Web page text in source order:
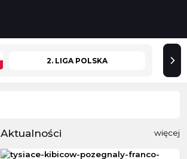
2. LIGA POLSKA
Aktualności więcej